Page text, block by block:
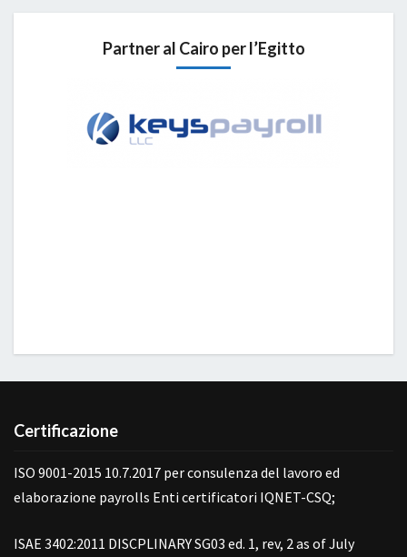
Partner al Cairo per l’Egitto
Certificazione
ISO 9001-2015 10.7.2017 per consulenza del lavoro ed
elaborazione payrolls Enti certificatori IQNET-CSQ;
ISAE 3402:2011 DISCPLINARY SG03 ed. 1, rev, 2 as of July